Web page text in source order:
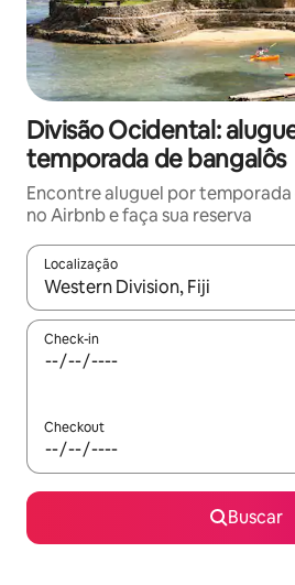
Divisão Ocidental:
temporada de bangalôs
Encontre aluguel por
no Airbnb e faça sua reserva
Localização
Quando os resultados estiverem
Check-in
Checkout
Buscar